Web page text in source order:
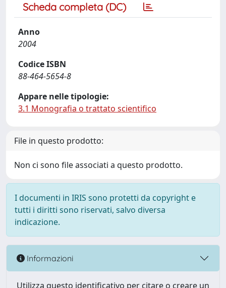
Scheda completa (DC)
Anno
2004
Codice ISBN
88-464-5654-8
Appare nelle tipologie:
3.1 Monografia o trattato scientifico
File in questo prodotto:
Non ci sono file associati a questo prodotto.
I documenti in IRIS sono protetti da copyright e
tutti i diritti sono riservati, salvo diversa
indicazione.
Informazioni
Utilizza questo identificativo per citare o creare un